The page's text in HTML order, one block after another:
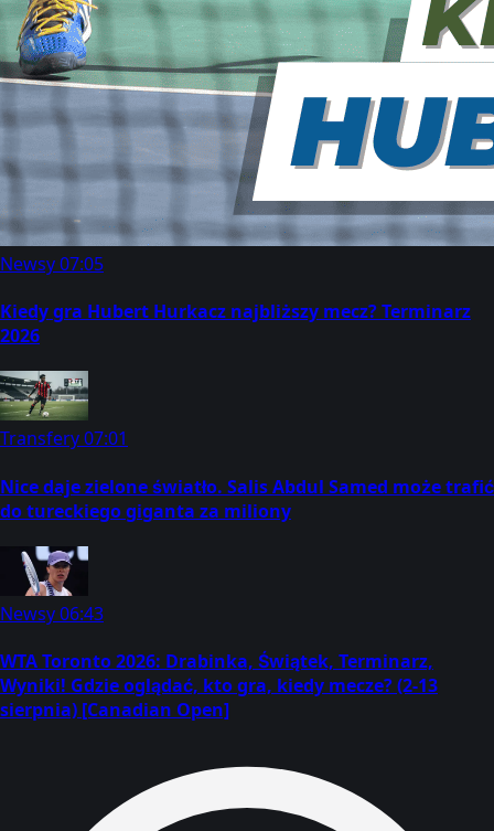
Newsy07:05
Kiedy gra Hubert Hurkacz najbliższy mecz? Terminarz
2026
Transfery07:01
Nice daje zielone światło. Salis Abdul Samed może trafić
do tureckiego giganta za miliony
Newsy06:43
WTA Toronto 2026: Drabinka, Świątek, Terminarz,
Wyniki! Gdzie oglądać, kto gra, kiedy mecze? (2-13
sierpnia) [Canadian Open]